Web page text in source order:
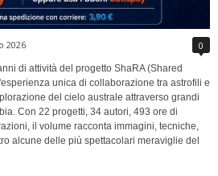
2026 0
di attività del progetto ShaRA (Shared
unica di collaborazione tra astrofili e
del cielo australe attraverso grandi
Con 22 progetti, 34 autori, 493 ore di
il volume racconta immagini, tecniche,
alcune delle più spettacolari meraviglie del